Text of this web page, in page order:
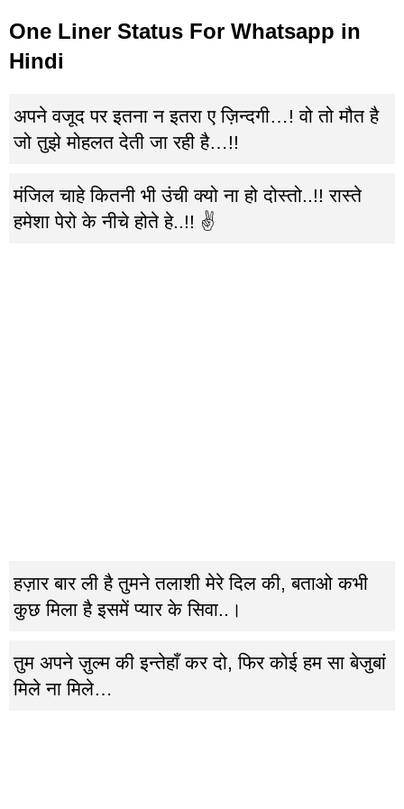
One Liner Status For Whatsapp in
Hindi
अपने वजूद पर इतना न इतरा ए ज़िन्दगी…! वो तो मौत है
जो तुझे मोहलत देती जा रही है…!!
मंजिल चाहे कितनी भी उंची क्यो ना हो दोस्तो..!! रास्ते
हमेशा पेरो के नीचे होते हे..!! ✌️
हज़ार बार ली है तुमने तलाशी मेरे दिल की, बताओ कभी
कुछ मिला है इसमें प्यार के सिवा..।
तुम अपने ज़ुल्म की इन्तेहाँ कर दो, फिर कोई हम सा बेजुबां
मिले ना मिले…